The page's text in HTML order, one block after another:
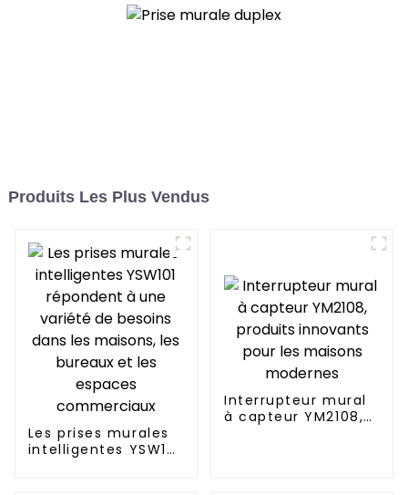
Produits Les Plus Vendus
Les prises murales
intelligentes YSW101
Interrupteur mural
à capteur YM2108,